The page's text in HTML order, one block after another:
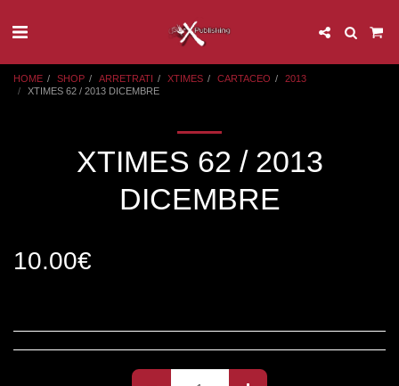
HOME SHOP ARRETRATI XTIMES CARTACEO
2013
XTIMES 62 / 2013 DICEMBRE
XTIMES 62 / 2013
DICEMBRE
10.00€